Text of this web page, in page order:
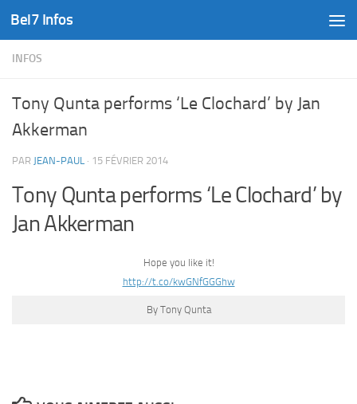
Skip to content
Bel7 Infos
INFOS
Tony Qunta performs ‘Le Clochard’ by Jan
Akkerman
PAR JEAN-PAUL · 15 FÉVRIER 2014
Tony Qunta performs ‘Le Clochard’ by
Jan Akkerman
Hope you like it!
http://t.co/kwGNfGGGhw
By Tony Qunta